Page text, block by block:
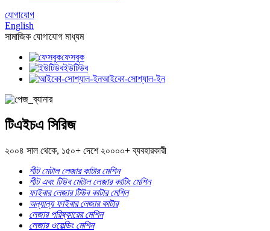
যোগাযোগ
English
সামাজিক যোগাযোগ মাধ্যম
ফেসবুক
ইউটিউব
আইকো-সোশ্যাল-ইন
টিএইচএ সিরিজ
২০০৪ সাল থেকে, ১৫০+ দেশে ২০০০০+ ব্যবহারকারী
শীট মেটাল লেজার কাটার মেশিন
শীট এবং টিউব মেটাল লেজার কাটিং মেশিন
ফাইবার লেজার টিউব কাটার মেশিন
অন্যান্য ফাইবার লেজার কাটার
লেজার পরিষ্কারের মেশিন
লেজার ওয়েল্ডিং মেশিন